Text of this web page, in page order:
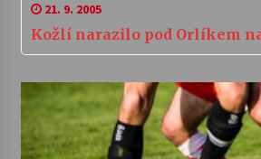
21. 9. 2005
Kožlí narazilo pod Orlíkem